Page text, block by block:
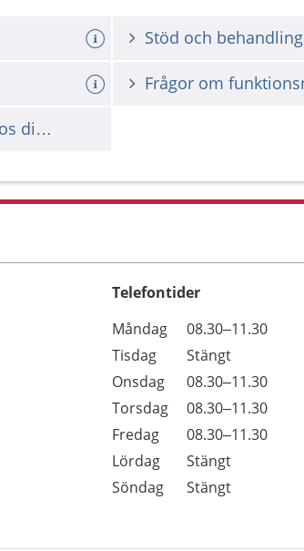
Stöd och behandling
Lämna synpunkter och klagomål hos din vårdgivare
Telefontider
Dag
Öppettider
Kommentarer
Måndag
08.30–11.30
Tisdag
Stängt
Onsdag
08.30–11.30
Torsdag
08.30–11.30
Fredag
08.30–11.30
Lördag
Stängt
Söndag
Stängt